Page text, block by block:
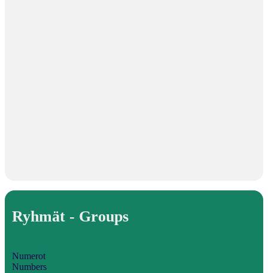
Ryhmät - Groups
Numerot
Numbers